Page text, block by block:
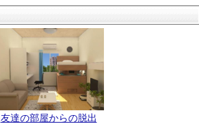
友達の部屋からの脱出